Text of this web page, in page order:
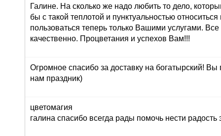
Галине. На сколько же надо любить то дело,
бы с такой теплотой и пунктуальностью
пользоваться теперь только Вашими услугами.
качественно. Процветания и успехов Вам!!!
Огромное спасибо за доставку на богатырский! Вы
нам праздник)
цветомагия
галина спасибо всегда рады помочь нести